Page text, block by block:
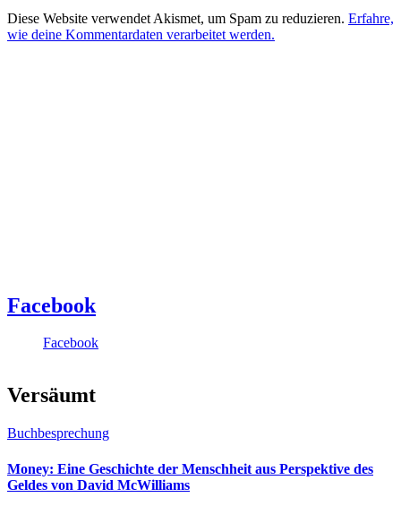
Diese Website verwendet Akismet, um Spam zu reduzieren. Erfahre,
wie deine Kommentardaten verarbeitet werden.
Facebook
Facebook
Versäumt
Buchbesprechung
Money: Eine Geschichte der Menschheit aus Perspektive des
Geldes von David McWilliams